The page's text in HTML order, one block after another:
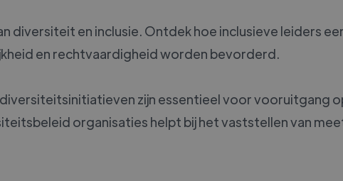
diversiteit en inclusie. Ontdek hoe inclusieve leiders
en rechtvaardigheid worden bevorderd.
zijn essentieel voor vooruitgang
organisaties helpt bij het vaststellen van